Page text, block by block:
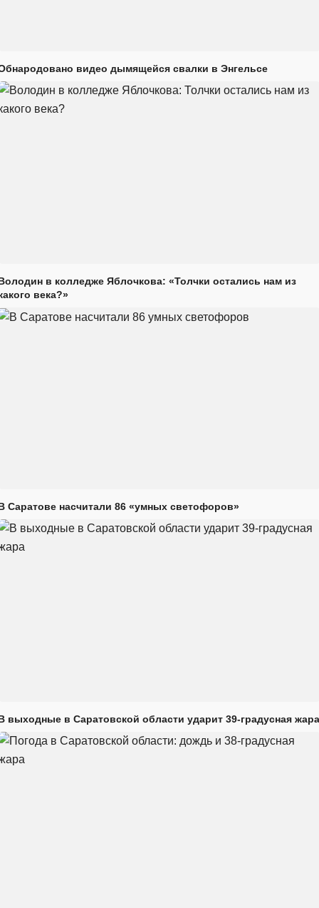
видео дымящейся свалки в Энгельсе
в колледже Яблочкова: «Толчки остались нам из
века?»
Саратове насчитали 86 «умных светофоров»
выходные в Саратовской области ударит 39-градусная жара